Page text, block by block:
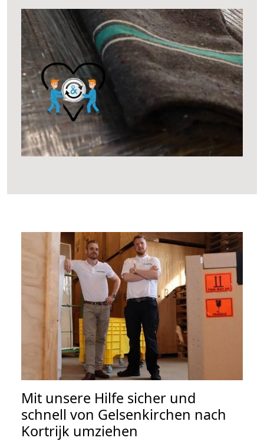
Mit unsere Hilfe sicher und
schnell von Gelsenkirchen nach
Kortrijk umziehen